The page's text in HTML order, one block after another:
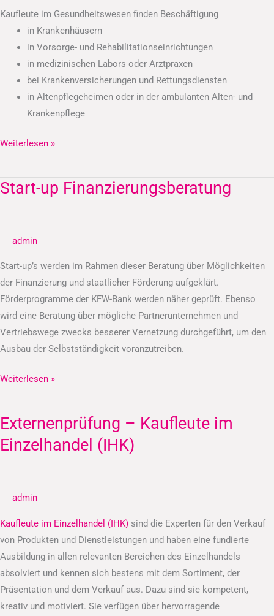
Kaufleute im Gesundheitswesen finden Beschäftigung
in Krankenhäusern
in Vorsorge- und Rehabilitationseinrichtungen
in medizinischen Labors oder Arztpraxen
bei Krankenversicherungen und Rettungsdiensten
in Altenpflegeheimen oder in der ambulanten Alten- und
Krankenpflege
Weiterlesen »
Start-up Finanzierungsberatung
admin
Start-up’s werden im Rahmen dieser Beratung über Möglichkeiten
der Finanzierung und staatlicher Förderung aufgeklärt.
Förderprogramme der KFW-Bank werden näher geprüft. Ebenso
wird eine Beratung über mögliche Partnerunternehmen und
Vertriebswege zwecks besserer Vernetzung durchgeführt, um den
Ausbau der Selbstständigkeit voranzutreiben.
Start-
Weiterlesen »
Externenprüfung – Kaufleute im
Einzelhandel (IHK)
admin
Kaufleute im Einzelhandel (IHK) sind die Experten für den Verkauf
von Produkten und Dienstleistungen und haben eine fundierte
Ausbildung in allen relevanten Bereichen des Einzelhandels
absolviert und kennen sich bestens mit dem Sortiment, der
Präsentation und dem Verkauf aus. Dazu sind sie kompetent,
kreativ und motiviert. Sie verfügen über hervorragende
Externenprüfung
–
Kaufleute
(IHK)